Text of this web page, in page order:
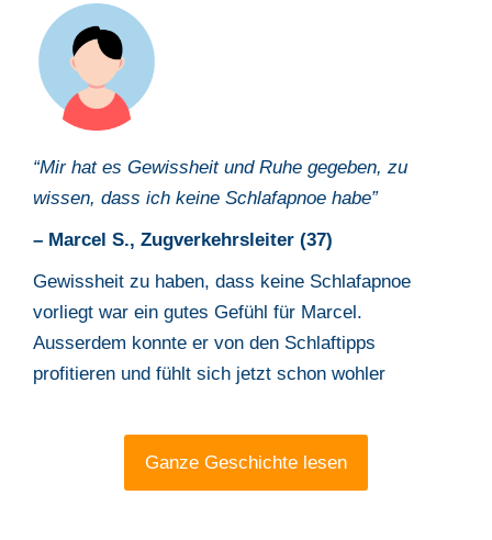
“Mir hat es Gewissheit und Ruhe gegeben, zu
wissen, dass ich keine Schlafapnoe habe”
– Marcel S., Zugverkehrsleiter (37)
Gewissheit zu haben, dass keine Schlafapnoe
vorliegt war ein gutes Gefühl für Marcel.
Ausserdem konnte er von den Schlaftipps
profitieren und fühlt sich jetzt schon wohler
Ganze Geschichte lesen